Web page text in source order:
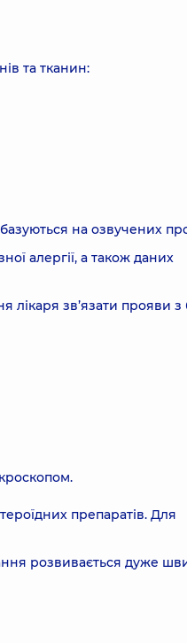
та тканин:
базуються на озвучених
алергії, а також даних
лікаря зв’язати прояви з
препаратів. Для
розвивається дуже